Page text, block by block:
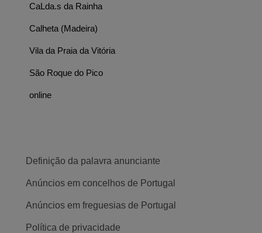
CaLda.s da Rainha
Calheta (Madeira)
Vila da Praia da Vitória
São Roque do Pico
online
Definição da palavra anunciante
Anúncios em concelhos de Portugal
Anúncios em freguesias de Portugal
Política de privacidade